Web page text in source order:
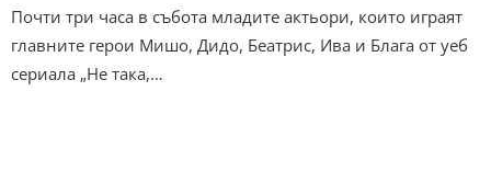
Почти три часа в събота младите актьори, които играят
главните герои Мишо, Дидо, Беатрис, Ива и Блага от уеб
сериала „Не така,…